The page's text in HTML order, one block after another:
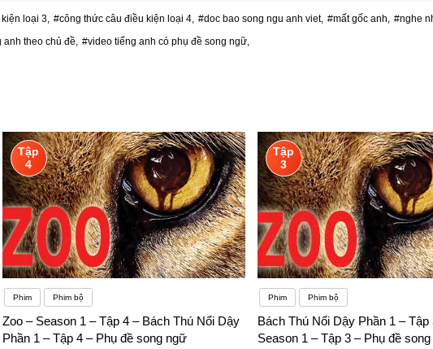
loại 3, #công thức câu điều kiện loại 4, #doc bao song ngu anh viet, #mất gốc anh, #nghe
anh theo chủ đề, #video tiếng anh có phụ đề song ngữ,
Tập
4
Phim Phim bộ
Zoo – Season 1 – Tập 4 – Bách Thú Nổi Dậy
Phần 1 – Tập 4 – Phụ đề song ngữ
Tập
3
Phim Phim bộ
Bách Thú Nổi Dậy Phần 1 – Tập
Season 1 – Tập 3 – Phụ đề